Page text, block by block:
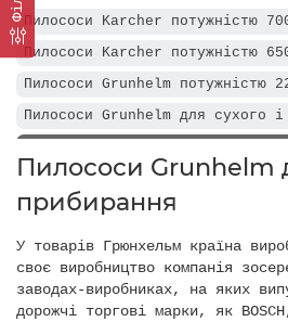
Пилососи Karcher потужністю
Пилососи Karcher потужністю
Пилососи Grunhelm потужністю
Пилососи Grunhelm для сухого і
Пилососи Grunhelm потужністю
Пилососи Grunhelm
прибирання
У товарів Грюнхельм країна
своє виробництво компанія
заводах-виробниках, на яких
дорожчі торгові марки, як